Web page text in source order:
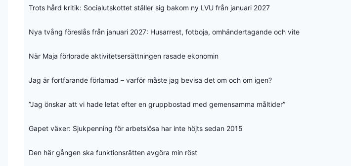
Trots hård kritik: Socialutskottet ställer sig bakom ny LVU från januari 2027
Nya tvång föreslås från januari 2027: Husarrest, fotboja, omhändertagande och vite
När Maja förlorade aktivitetsersättningen rasade ekonomin
Jag är fortfarande förlamad – varför måste jag bevisa det om och om igen?
”Jag önskar att vi hade letat efter en gruppbostad med gemensamma måltider”
Gapet växer: Sjukpenning för arbetslösa har inte höjts sedan 2015
Den här gången ska funktionsrätten avgöra min röst